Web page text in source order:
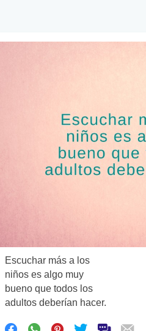
Escuchar más a los
niños es algo muy
bueno que todos los
adultos deberían hacer.